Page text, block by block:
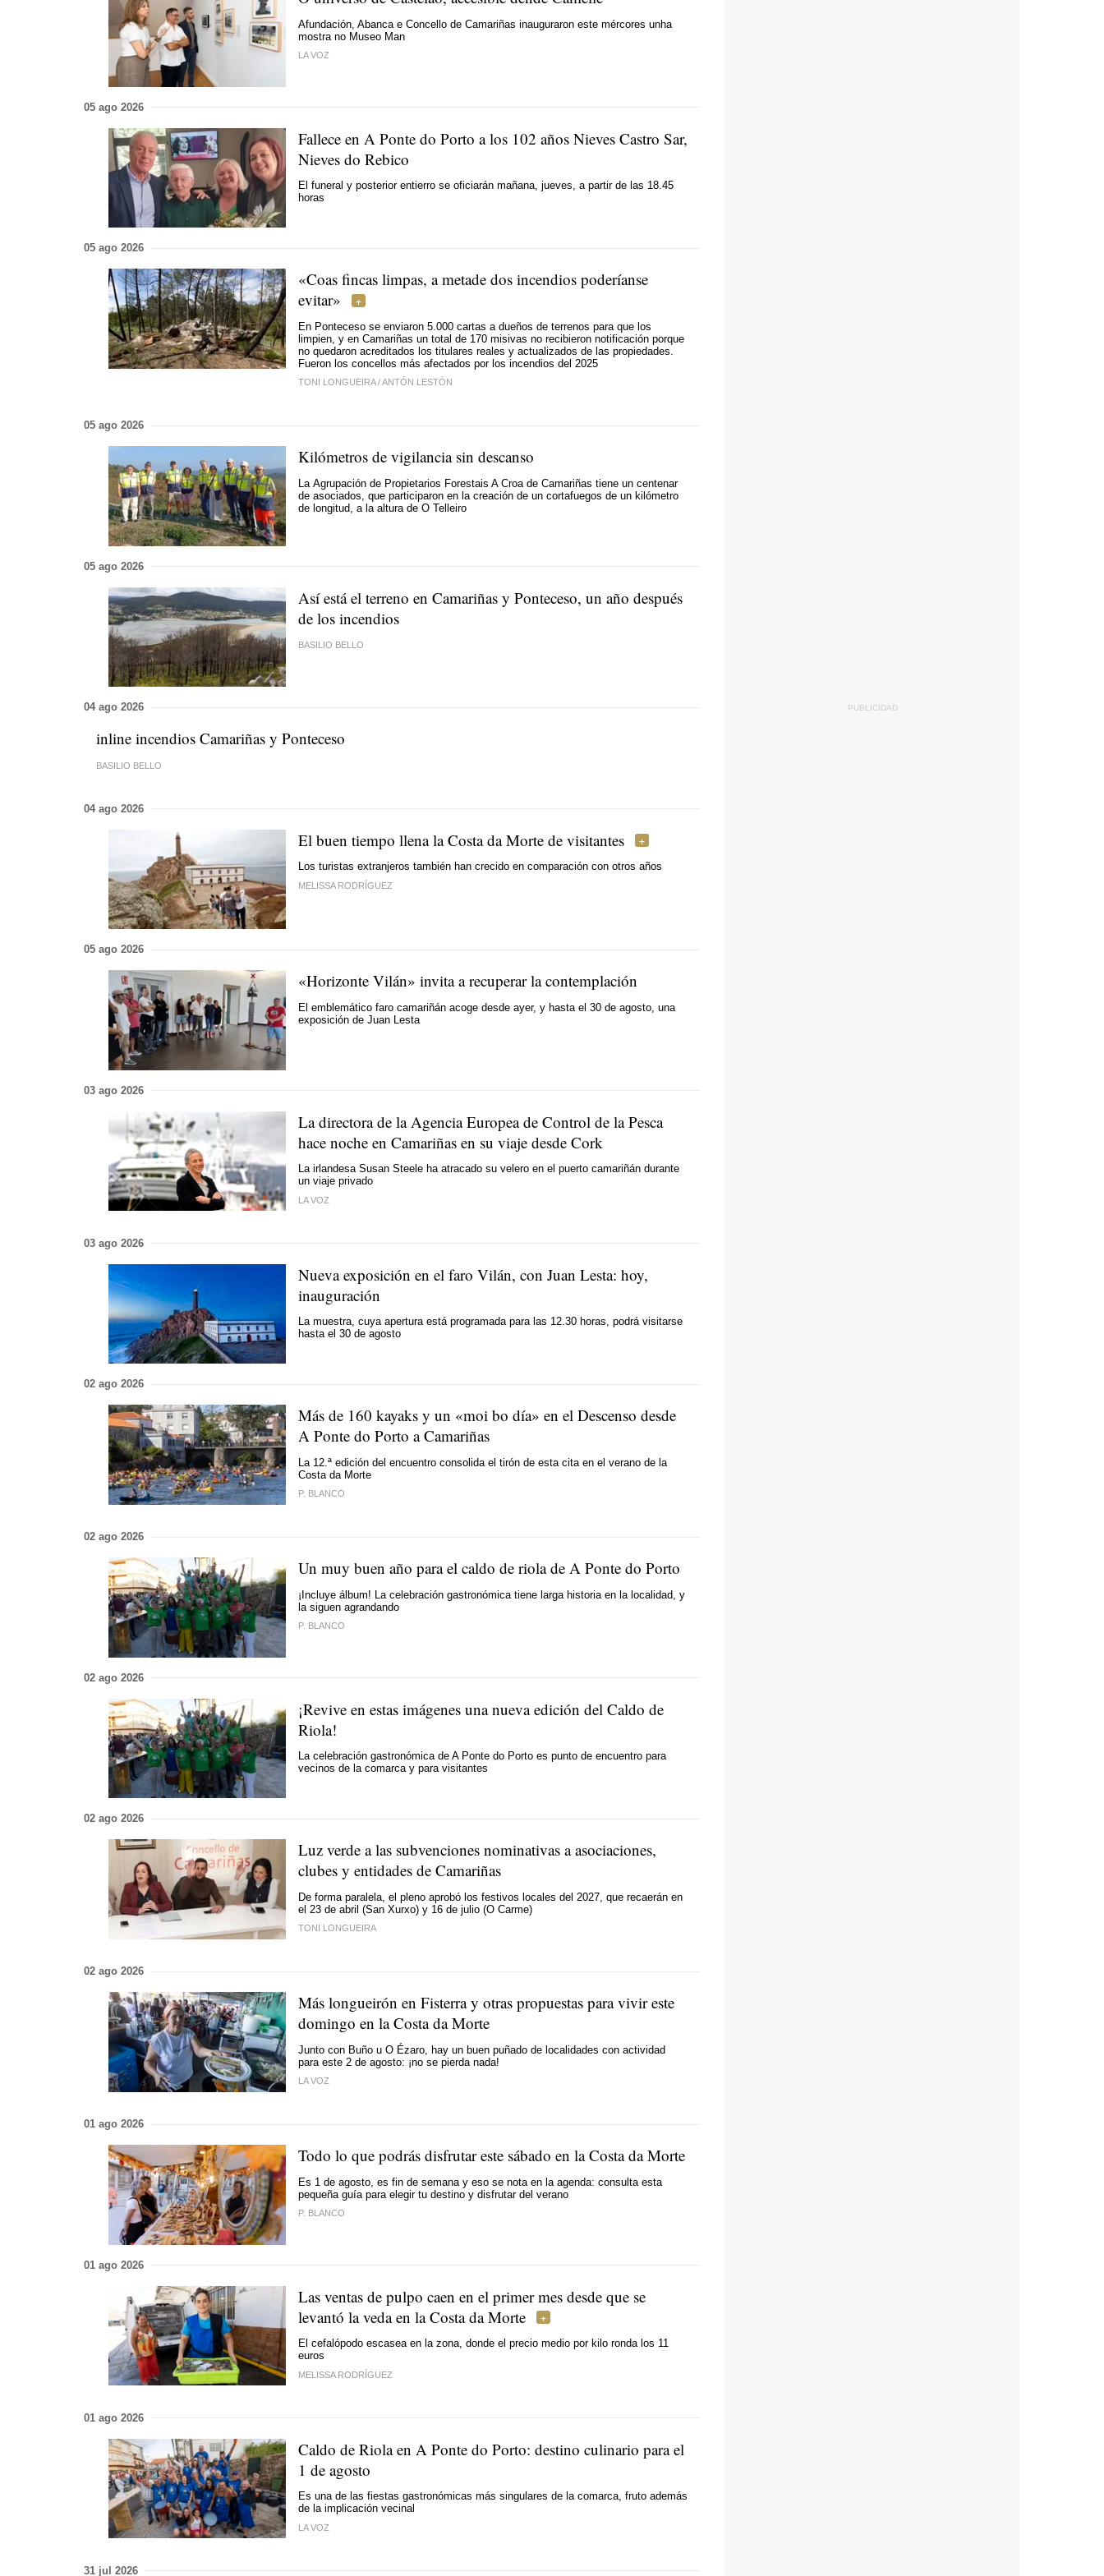
Afundación, Abanca e Concello de Camariñas inauguraron este mércores unha
mostra no Museo Man
LA VOZ
05 ago 2026
Fallece en A Ponte do Porto a los 102 años Nieves Castro Sar,
Nieves do Rebico
El funeral y posterior entierro se oficiarán mañana, jueves, a partir de las 18.45
horas
05 ago 2026
«Coas fincas limpas, a metade dos incendios poderíanse
evitar»
En Ponteceso se enviaron 5.000 cartas a dueños de terrenos para que los
limpien, y en Camariñas un total de 170 misivas no recibieron notificación porque
no quedaron acreditados los titulares reales y actualizados de las propiedades.
Fueron los concellos más afectados por los incendios del 2025
TONI LONGUEIRA /ANTÓN LESTÓN
05 ago 2026
Kilómetros de vigilancia sin descanso
La Agrupación de Propietarios Forestais A Croa de Camariñas tiene un centenar
de asociados, que participaron en la creación de un cortafuegos de un kilómetro
de longitud, a la altura de O Telleiro
05 ago 2026
Así está el terreno en Camariñas y Ponteceso, un año después
de los incendios
BASILIO BELLO
04 ago 2026
inline incendios Camariñas y Ponteceso
BASILIO BELLO
04 ago 2026
El buen tiempo llena la Costa da Morte de visitantes
Los turistas extranjeros también han crecido en comparación con otros años
MELISSA RODRÍGUEZ
05 ago 2026
«Horizonte Vilán» invita a recuperar la contemplación
El emblemático faro camariñán acoge desde ayer, y hasta el 30 de agosto, una
exposición de Juan Lesta
03 ago 2026
La directora de la Agencia Europea de Control de la Pesca
hace noche en Camariñas en su viaje desde Cork
La irlandesa Susan Steele ha atracado su velero en el puerto camariñán durante
un viaje privado
LA VOZ
03 ago 2026
Nueva exposición en el faro Vilán, con Juan Lesta: hoy,
inauguración
La muestra, cuya apertura está programada para las 12.30 horas, podrá visitarse
hasta el 30 de agosto
02 ago 2026
Más de 160 kayaks y un «moi bo día» en el Descenso desde
A Ponte do Porto a Camariñas
La 12.ª edición del encuentro consolida el tirón de esta cita en el verano de la
Costa da Morte
P. BLANCO
02 ago 2026
Un muy buen año para el caldo de riola de A Ponte do Porto
¡Incluye álbum! La celebración gastronómica tiene larga historia en la localidad, y
la siguen agrandando
P. BLANCO
02 ago 2026
¡Revive en estas imágenes una nueva edición del Caldo de
Riola!
La celebración gastronómica de A Ponte do Porto es punto de encuentro para
vecinos de la comarca y para visitantes
02 ago 2026
Luz verde a las subvenciones nominativas a asociaciones,
clubes y entidades de Camariñas
De forma paralela, el pleno aprobó los festivos locales del 2027, que recaerán en
el 23 de abril (San Xurxo) y 16 de julio (O Carme)
TONI LONGUEIRA
02 ago 2026
Más longueirón en Fisterra y otras propuestas para vivir este
domingo en la Costa da Morte
Junto con Buño u O Ézaro, hay un buen puñado de localidades con actividad
para este 2 de agosto: ¡no se pierda nada!
LA VOZ
01 ago 2026
Todo lo que podrás disfrutar este sábado en la Costa da Morte
Es 1 de agosto, es fin de semana y eso se nota en la agenda: consulta esta
pequeña guía para elegir tu destino y disfrutar del verano
P. BLANCO
01 ago 2026
Las ventas de pulpo caen en el primer mes desde que se
levantó la veda en la Costa da Morte
El cefalópodo escasea en la zona, donde el precio medio por kilo ronda los 11
euros
MELISSA RODRÍGUEZ
01 ago 2026
Caldo de Riola en A Ponte do Porto: destino culinario para el
1 de agosto
Es una de las fiestas gastronómicas más singulares de la comarca, fruto además
de la implicación vecinal
LA VOZ
31 jul 2026